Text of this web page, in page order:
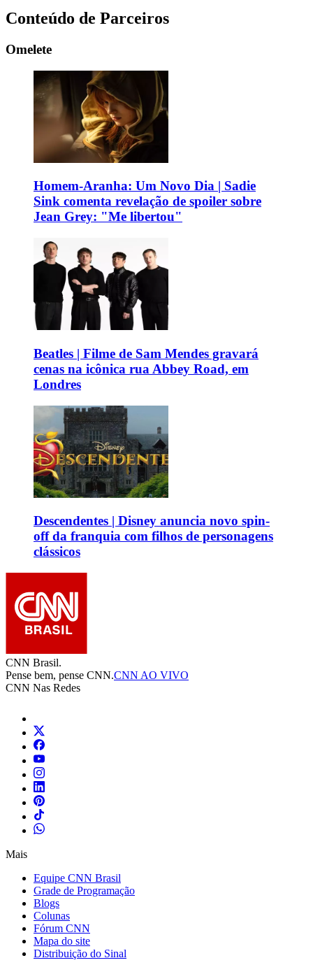
Conteúdo de Parceiros
Omelete
Homem-Aranha: Um Novo Dia | Sadie
Sink comenta revelação de spoiler sobre
Jean Grey: "Me libertou"
Beatles | Filme de Sam Mendes gravará
cenas na icônica rua Abbey Road, em
Londres
Descendentes | Disney anuncia novo spin-
off da franquia com filhos de personagens
clássicos
CNN Brasil.
Pense bem, pense CNN.CNN AO VIVO
CNN Nas Redes
Mais
Equipe CNN Brasil
Grade de Programação
Blogs
Colunas
Fórum CNN
Mapa do site
Distribuição do Sinal